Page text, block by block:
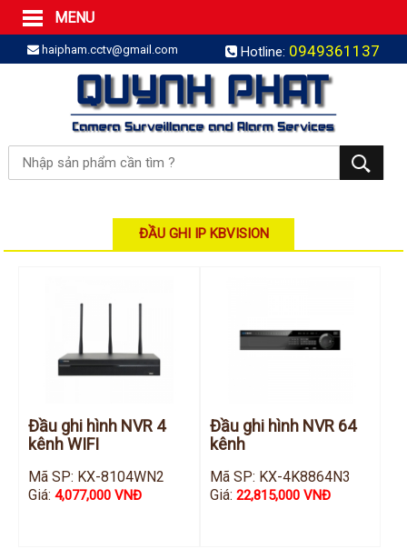
MENU
Trang Chủ
Sản phẩm
SẢN PHẨM TRỌN GÓI
LẮP BÁO TRỘM TRỌN GÓI
LẮP CAMERA TRỌN GÓI
Camera IP
Camera IP KBVISION
Camera IP HIKVISION
Camera IP Visionhitech
Đầu ghi IP | NVR
Đầu ghi IP HIKVISION
Đầu ghi IP HDParagon
Đầu ghi IP Dahua
haipham.cctv@gmail.com Hotline: 0949361137
ĐẦU GHI IP KBVISION
Đầu ghi hình NVR 4
kênh WIFI
Mã SP: KX-8104WN2
Giá:4,077,000 VNĐ
Đầu ghi hình NVR 64
kênh
Mã SP: KX-4K8864N3
Giá: 22,815,000 VNĐ